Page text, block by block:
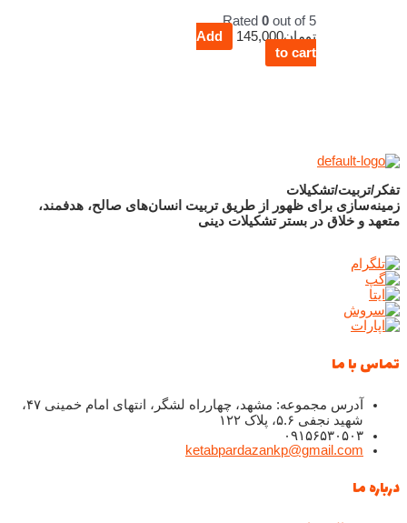
Rated0 out of 5
تومان145,000
Add
to cart
تفکر/تربیت/تشکیلات
زمینه‌سازی برای ظهور از طریق تربیت انسان‌های صالح، هدفمند،
متعهد و خلاق در بستر تشکیلات دینی
تماس با ما
آدرس مجموعه: مشهد، چهارراه لشگر، انتهای امام خمینی ۴۷،
شهید نجفی ۵.۶، پلاک ۱۲۲
۰۹۱۵۶۵۳۰۵۰۳
ketabpardazankp@gmail.com
درباره ما